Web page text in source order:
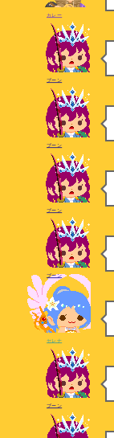
カレー
ブーン
ブーン
ブーン
ブーン
セレナ
ブーン